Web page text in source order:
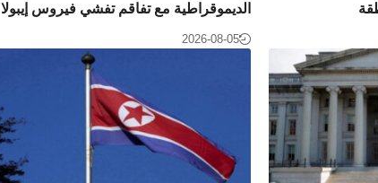
الديموقراطية مع تفاقم تفشي فيروس إيبولا
2026-08-05